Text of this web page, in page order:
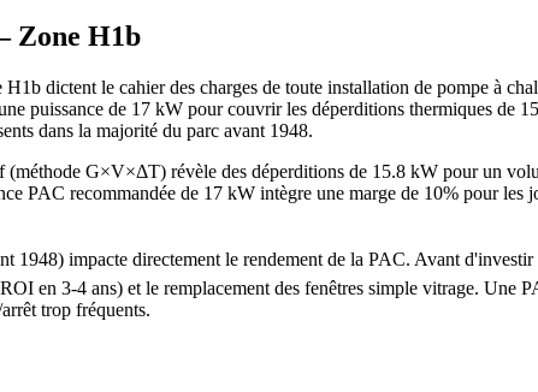
H1b
dictent le cahier des charges de toute installation de pompe à
puissance de 17 kW pour couvrir les déperditions thermiques de
dans la majorité du parc avant 1948.
(méthode G×V×ΔT) révèle des déperditions de 15.8 kW pour un
PAC recommandée de 17 kW intègre une marge de 10% pour
impacte directement le rendement de la PAC. Avant
en 3-4 ans) et le remplacement des fenêtres simple vitrage. Une
trop fréquents.